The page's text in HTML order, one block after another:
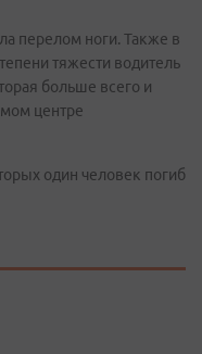
перелом ноги. Также в
тяжести водитель
больше всего и
центре
один человек погиб